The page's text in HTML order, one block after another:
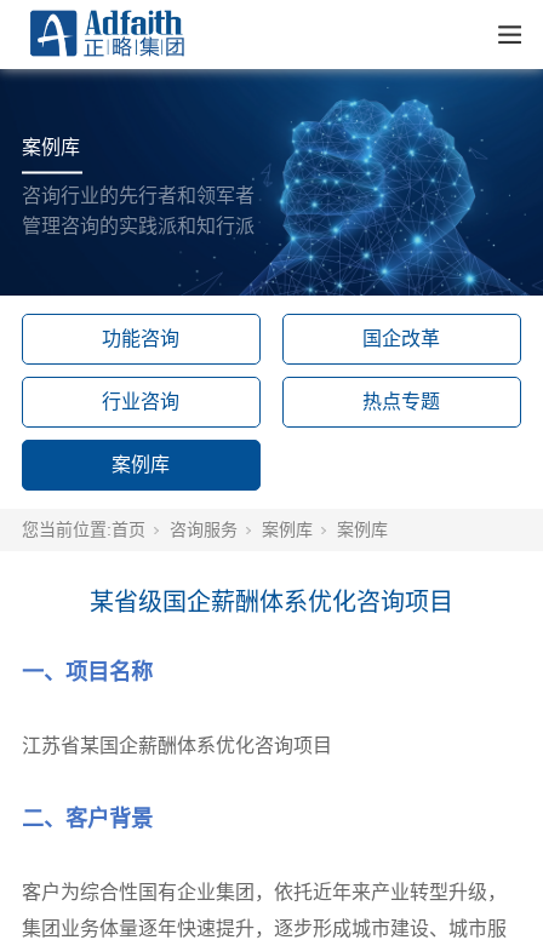
案例库
咨询行业的先行者和领军者
管理咨询的实践派和知行派
功能咨询 国企改革
行业咨询 热点专题
案例库
您当前位置:首页 咨询服务 案例库 案例库
某省级国企薪酬体系优化咨询项目
一、项目名称
江苏省某国企薪酬体系优化咨询项目
二、 客户背景
客户为综合性国有企业集团，依托近年来产业转型升级，
集团业务体量逐年快速提升，逐步形成城市建设、城市服